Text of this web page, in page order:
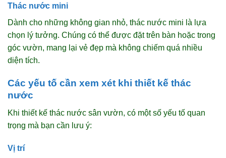
Thác nước mini
Dành cho những không gian nhỏ, thác nước mini là lựa
chọn lý tưởng. Chúng có thể được đặt trên bàn hoặc trong
góc vườn, mang lại vẻ đẹp mà không chiếm quá nhiều
diện tích.
Các yếu tố cần xem xét khi thiết kế thác
nước
Khi thiết kế thác nước sân vườn, có một số yếu tố quan
trọng mà bạn cần lưu ý:
Vị trí